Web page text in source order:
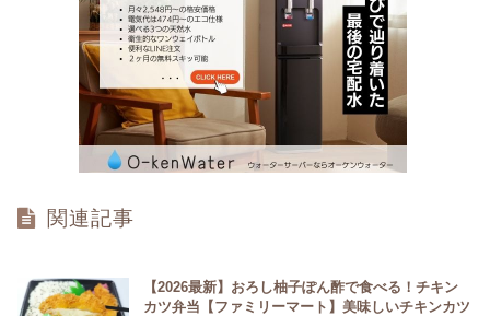
関連記事
【2026最新】おろし柚子ぽん酢で食べる！チキン
カツ弁当【ファミリーマート】美味しいチキンカツ